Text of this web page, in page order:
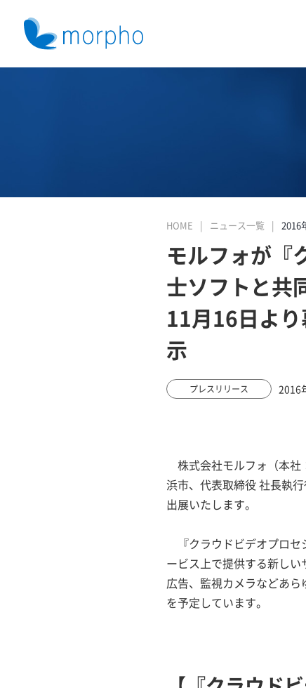
HOME ニュース一覧 2016
モルフォが『
士ソフトと共
11月16日よ
示
プレスリリース 2016
株式会社モルフォ（本社
浜市、代表取締役 社長執
出展いたします。
『クラウドビデオプロセ
ービス上で提供する新しい
広告、監視カメラなどあ
を予定しています。